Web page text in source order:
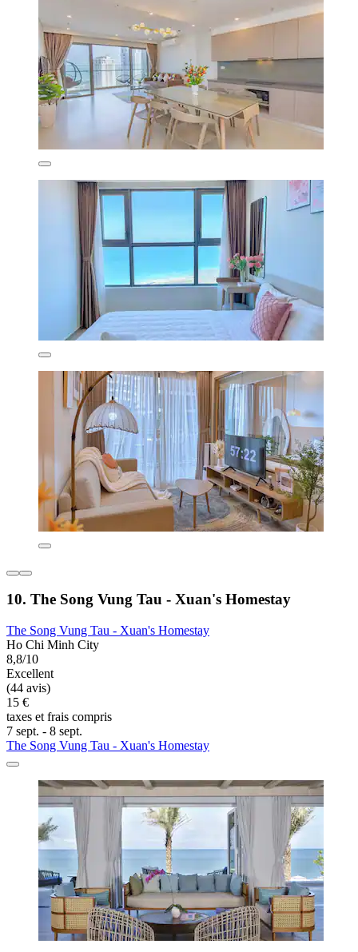
10. The Song Vung Tau - Xuan's Homestay
The Song Vung Tau - Xuan's Homestay
Ho Chi Minh City
8,8/10
Excellent
(44 avis)
15 €
taxes et frais compris
7 sept. - 8 sept.
The Song Vung Tau - Xuan's Homestay